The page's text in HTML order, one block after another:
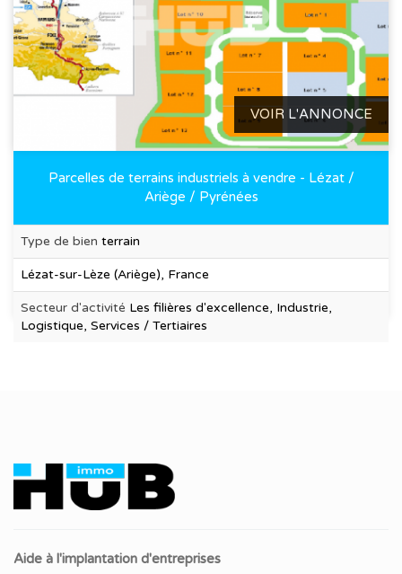
VOIR L'ANNONCE
Parcelles de terrains industriels à vendre - Lézat /
Ariège / Pyrénées
Type de bien terrain
Lézat-sur-Lèze (Ariège), France
Secteur d'activité Les filières d'excellence, Industrie,
Logistique, Services / Tertiaires
Aide à l'implantation d'entreprises